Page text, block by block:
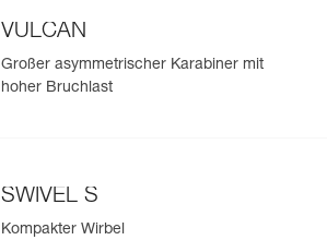
VULCAN
Großer asymmetrischer Karabiner mit
hoher Bruchlast
SWIVEL S
Kompakter Wirbel